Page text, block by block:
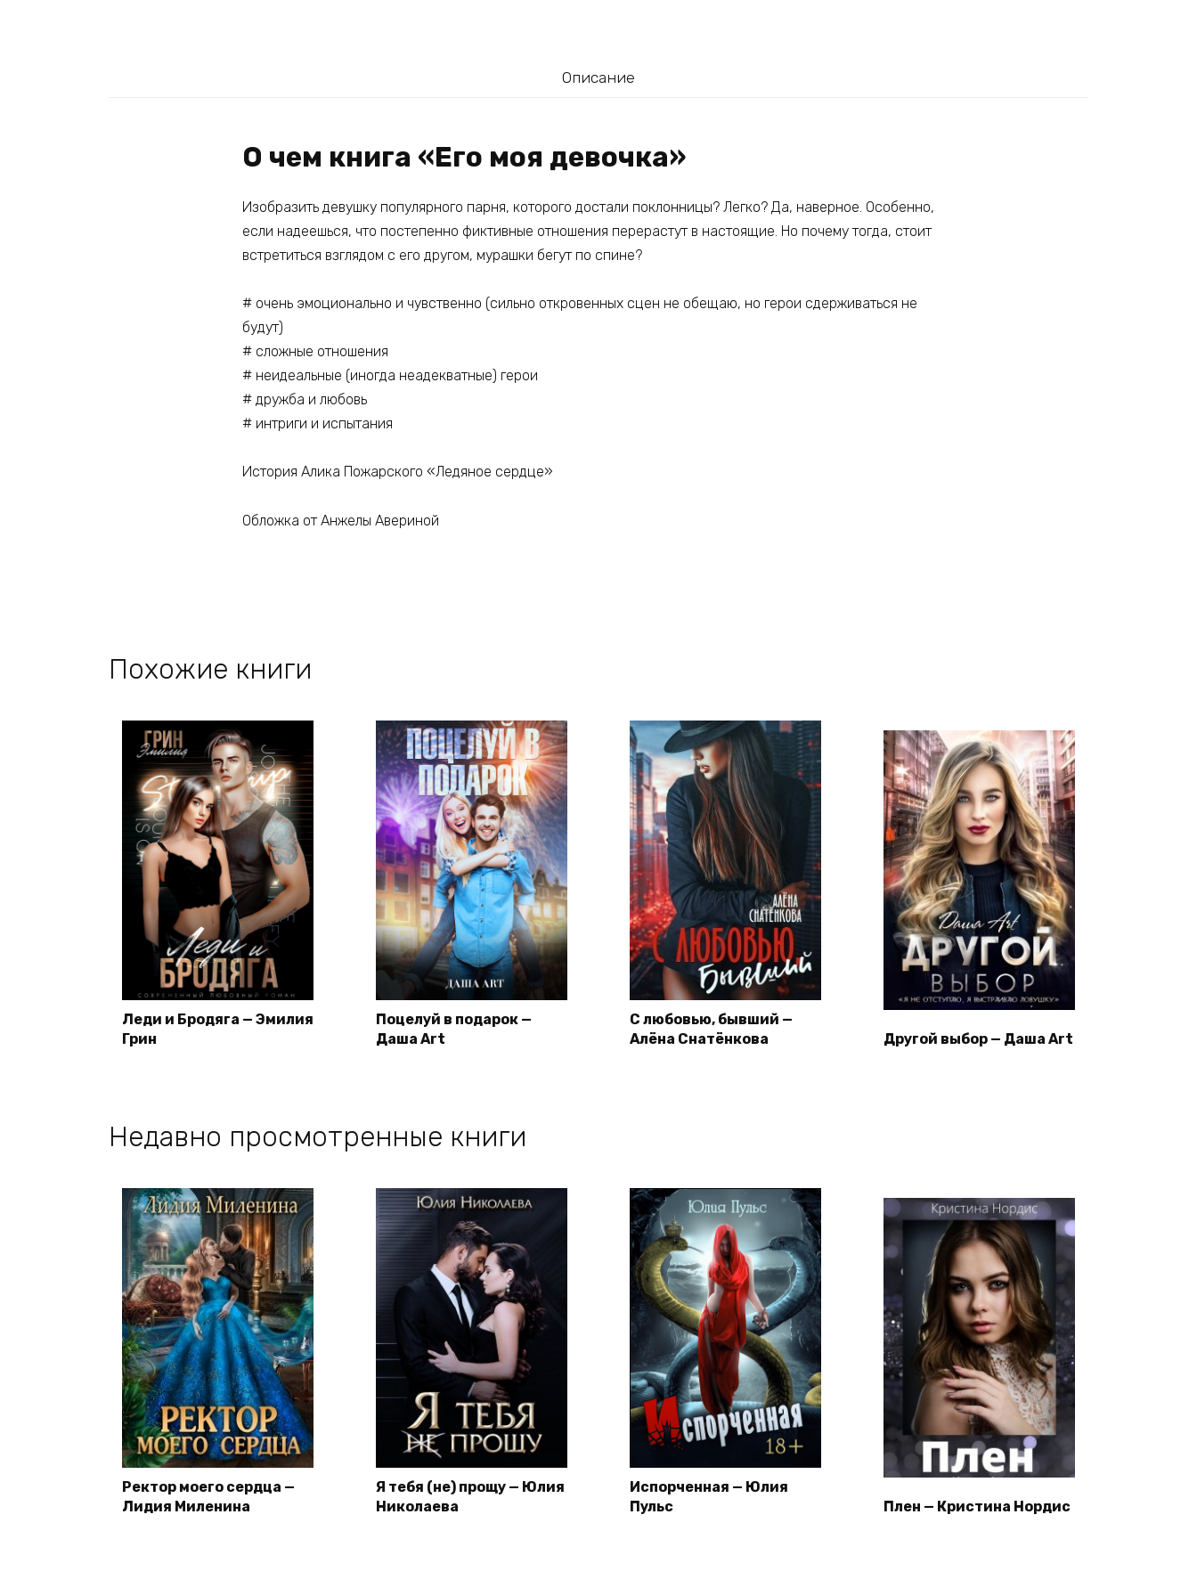
Описание
О чем книга «Его моя девочка»
Изобразить девушку популярного парня, которого достали поклонницы? Легко? Да, наверное. Особенно,
если надеешься, что постепенно фиктивные отношения перерастут в настоящие. Но почему тогда, стоит
встретиться взглядом с его другом, мурашки бегут по спине?
# очень эмоционально и чувственно (сильно откровенных сцен не обещаю, но герои сдерживаться не
будут)
# сложные отношения
# неидеальные (иногда неадекватные) герои
# дружба и любовь
# интриги и испытания
История Алика Пожарского «Ледяное сердце»
Обложка от Анжелы Авериной
Похожие книги
Леди и Бродяга — Эмилия
Грин
Поцелуй в подарок —
Даша Art
С любовью, бывший —
Алёна Снатёнкова
Другой выбор — Даша Art
Недавно просмотренные книги
Ректор моего сердца —
Лидия Миленина
Я тебя (не) прощу — Юлия
Николаева
Испорченная — Юлия
Пульс
Плен — Кристина Нордис